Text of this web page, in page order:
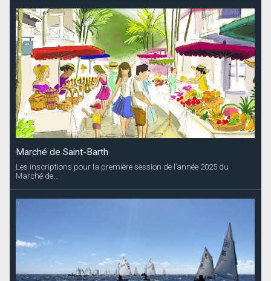
Marché de Saint-Barth
Les inscriptions pour la première session de l’année 2025 du
Marché de...